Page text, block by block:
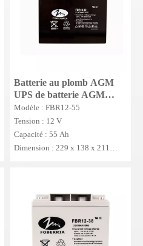
Batterie au plomb AGM
UPS de batterie AGM
VRLA de 12V 50AH
Modèle : FBR12-55
Tension : 12 V
Capacité : 55 Ah
Dimension : 229 x 138 x 211